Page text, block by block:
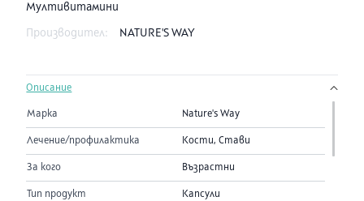
Мултивитамини
Производител: NATURE'S WAY
Описание
Марка Nature's Way
Лечение/профилактика Кости, Стави
За кого Възрастни
Тип продукт Капсули